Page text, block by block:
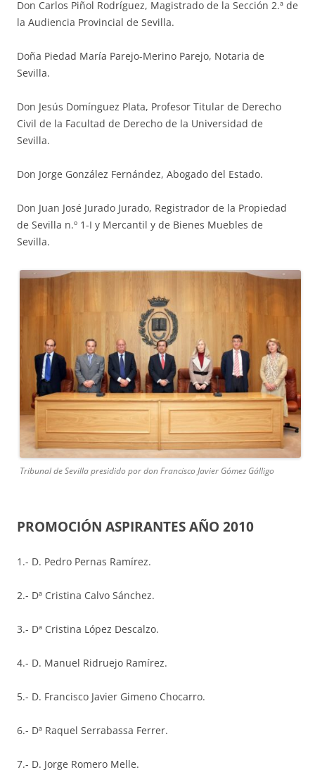
Don Carlos Piñol Rodríguez, Magistrado de la Sección 2.ª de
la Audiencia Provincial de Sevilla.
Doña Piedad María Parejo-Merino Parejo, Notaria de
Sevilla.
Don Jesús Domínguez Plata, Profesor Titular de Derecho
Civil de la Facultad de Derecho de la Universidad de
Sevilla.
Don Jorge González Fernández, Abogado del Estado.
Don Juan José Jurado Jurado, Registrador de la Propiedad
de Sevilla n.º 1-I y Mercantil y de Bienes Muebles de
Sevilla.
Tribunal de Sevilla presidido por don Francisco Javier Gómez Gálligo
PROMOCIÓN ASPIRANTES AÑO 2010
1.- D. Pedro Pernas Ramírez.
2.- Dª Cristina Calvo Sánchez.
3.- Dª Cristina López Descalzo.
4.- D. Manuel Ridruejo Ramírez.
5.- D. Francisco Javier Gimeno Chocarro.
6.- Dª Raquel Serrabassa Ferrer.
7.- D. Jorge Romero Melle.